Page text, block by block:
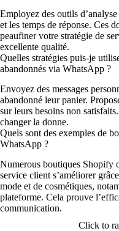
Employez des outils
et les temps de réponse. Ces
peaufiner votre stratégie de
excellente qualité.
Quelles stratégies puis-je
abandonnés via WhatsApp ?
Envoyez des messages
abandonné leur panier.
sur leurs besoins non
changer la donne.
Quels sont des exemples de
WhatsApp ?
Numerous boutiques Shopify
service client s’améliorer
mode et de cosmétiques,
plateforme. Cela prouve
communication.
Click to